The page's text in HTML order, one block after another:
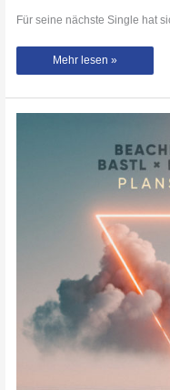
Für seine nächste Single hat
Der
und
sich
erschaffen.
Mehr lesen »